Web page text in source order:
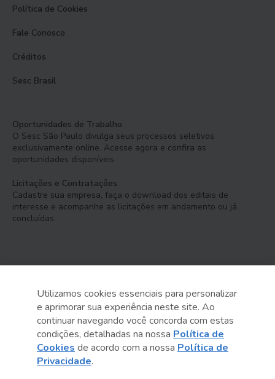
Política de Cookies
Fale Conosco
Créditos
Sesc Brasil
Oportunidades de Trabalho
O Sesc São Paulo divulga seus processos seletivos
exclusivamente online. Acesse agora e confira as
oportunidades disponíveis.
Licitações e Contratações
Cadastre sua empresa, faça o download dos editais de
interesse e acompanhe as licitações em andamento ou já
concluídas.
Serviço Social do Comércio
Administração Regional no Estado de São Paulo
Sesc São Paulo por aí:
Utilizamos cookies essenciais para personalizar
e aprimorar sua experiência neste site. Ao
continuar navegando você concorda com estas
condições, detalhadas na nossa Política de
Cookies de acordo com a nossa Política de
Privacidade.